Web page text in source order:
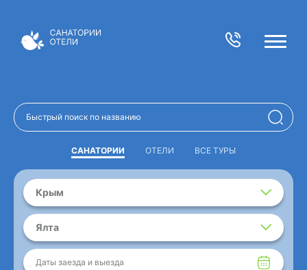
САНАТОРИИ ОТЕЛИ ВСЕ ТУРЫ
Крым
Ялта
Даты заезда и выезда